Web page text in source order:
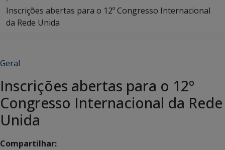
Inscrições abertas para o 12º Congresso Internacional
da Rede Unida
Geral
Inscrições abertas para o 12º
Congresso Internacional da Rede
Unida
Compartilhar: